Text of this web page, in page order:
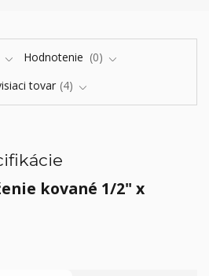
Hodnotenie
0
tovar 4
kované 1/2" x